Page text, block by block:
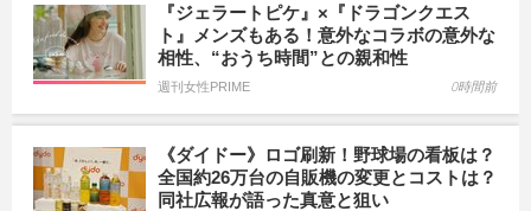
『ジェラートピケ』×『ドラゴンクエス
ト』メンズもある！意外なコラボの意外な
相性、“おうち時間”との親和性
週刊女性PRIME 0時間前
《ダイドー》ロゴ刷新！野球場の看板は？
全国約26万台の自販機の変更とコストは？
同社広報が語った真意と狙い